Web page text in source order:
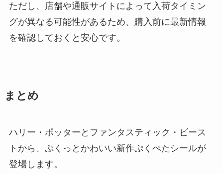
ただし、店舗や通販サイトによって入荷タイミン
グが異なる可能性があるため、購入前に最新情報
を確認しておくと安心です。
まとめ
ハリー・ポッターとファンタスティック・ビース
トから、ぷくっとかわいい新作ぷくぺたシールが
登場します。